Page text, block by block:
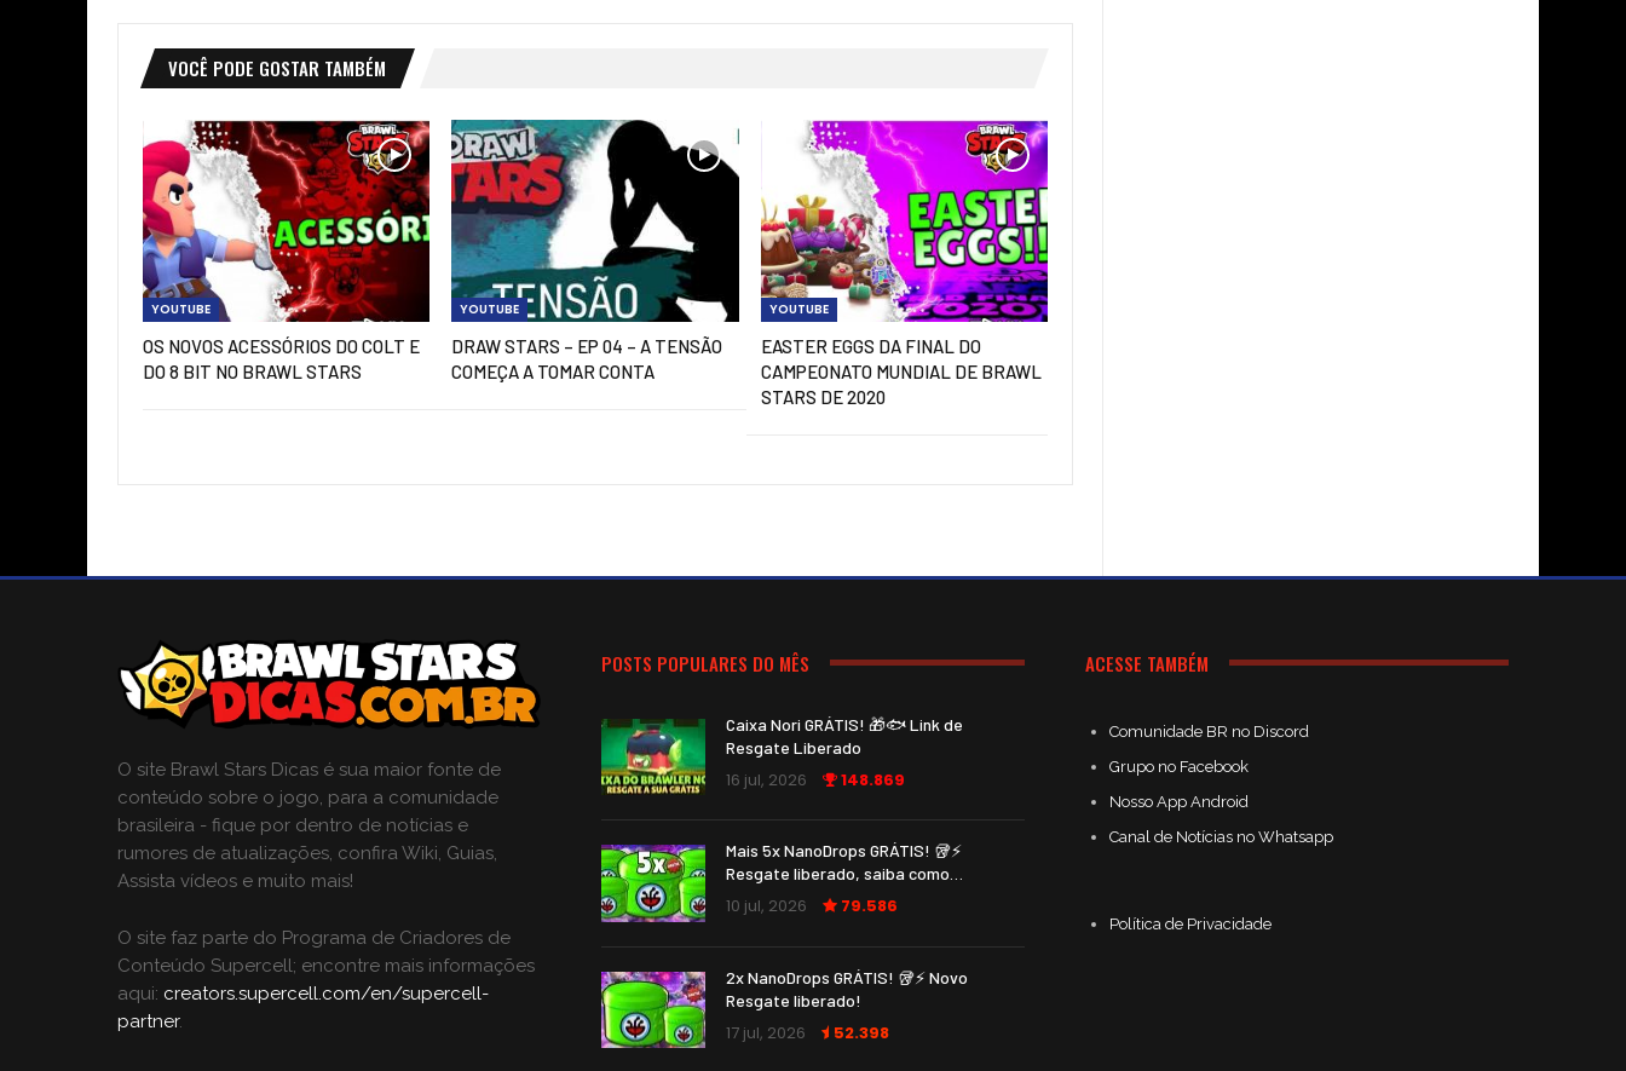
VOCÊ PODE GOSTAR TAMBÉM
YOUTUBE
OS NOVOS ACESSÓRIOS DO COLT E
DO 8 BIT NO BRAWL STARS
YOUTUBE
DRAW STARS – EP 04 – A TENSÃO
COMEÇA A TOMAR CONTA
YOUTUBE
EASTER EGGS DA FINAL DO
CAMPEONATO MUNDIAL DE BRAWL
STARS DE 2020
O site Brawl Stars Dicas é sua maior fonte de
conteúdo sobre o jogo, para a comunidade
brasileira - fique por dentro de notícias e
rumores de atualizações, confira Wiki, Guias,
Assista vídeos e muito mais!
O site faz parte do Programa de Criadores de
Conteúdo Supercell; encontre mais informações
aqui: creators.supercell.com/en/supercell-
partner.
POSTS POPULARES DO MÊS
Caixa Nori GRÁTIS! 🎁🐟 Link de
Resgate Liberado
16 jul, 2026 148.869
Mais 5x NanoDrops GRÁTIS! 🥡⚡
Resgate liberado, saiba como…
10 jul, 2026 79.586
2x NanoDrops GRÁTIS! 🥡⚡ Novo
Resgate liberado!
17 jul, 2026 52.398
ACESSE TAMBÉM
Comunidade BR no Discord
Grupo no Facebook
Nosso App Android
Canal de Notícias no Whatsapp
Política de Privacidade